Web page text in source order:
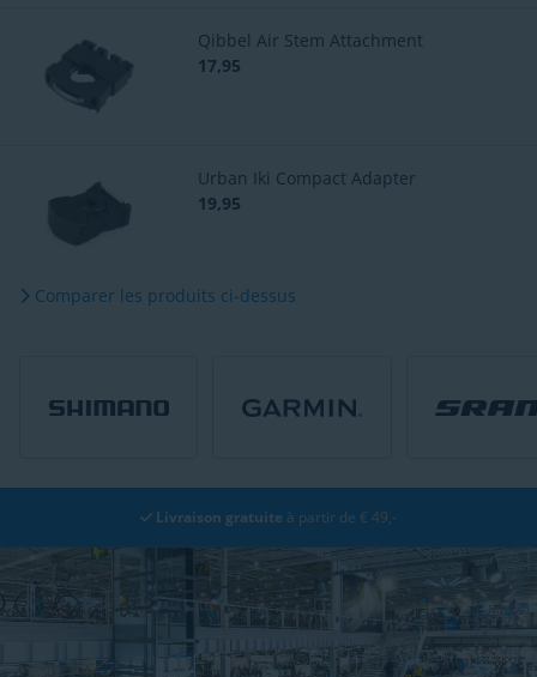
Qibbel Air Stem Attachment
17,95
Urban Iki Compact Adapter
19,95
Comparer les produits ci-dessus
Retours facilesdans les 30 jours